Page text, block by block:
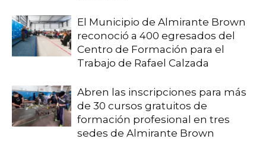
El Municipio de Almirante Brown
reconoció a 400 egresados del
Centro de Formación para el
Trabajo de Rafael Calzada
Abren las inscripciones para más
de 30 cursos gratuitos de
formación profesional en tres
sedes de Almirante Brown